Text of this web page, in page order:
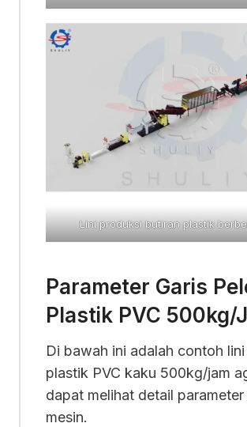
Lini produksi butiran plastik
Parameter Garis
Plastik PVC 500kg/
Di bawah ini adalah contoh
plastik PVC kaku 500kg/jam
dapat melihat detail
mesin.